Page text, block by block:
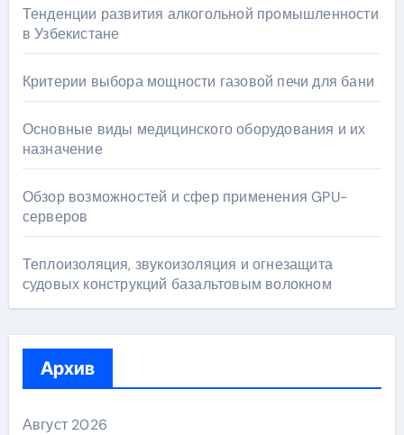
Тенденции развития алкогольной промышленности
в Узбекистане
Критерии выбора мощности газовой печи для бани
Основные виды медицинского оборудования и их
назначение
Обзор возможностей и сфер применения GPU-
серверов
Теплоизоляция, звукоизоляция и огнезащита
судовых конструкций базальтовым волокном
Архив
Август 2026